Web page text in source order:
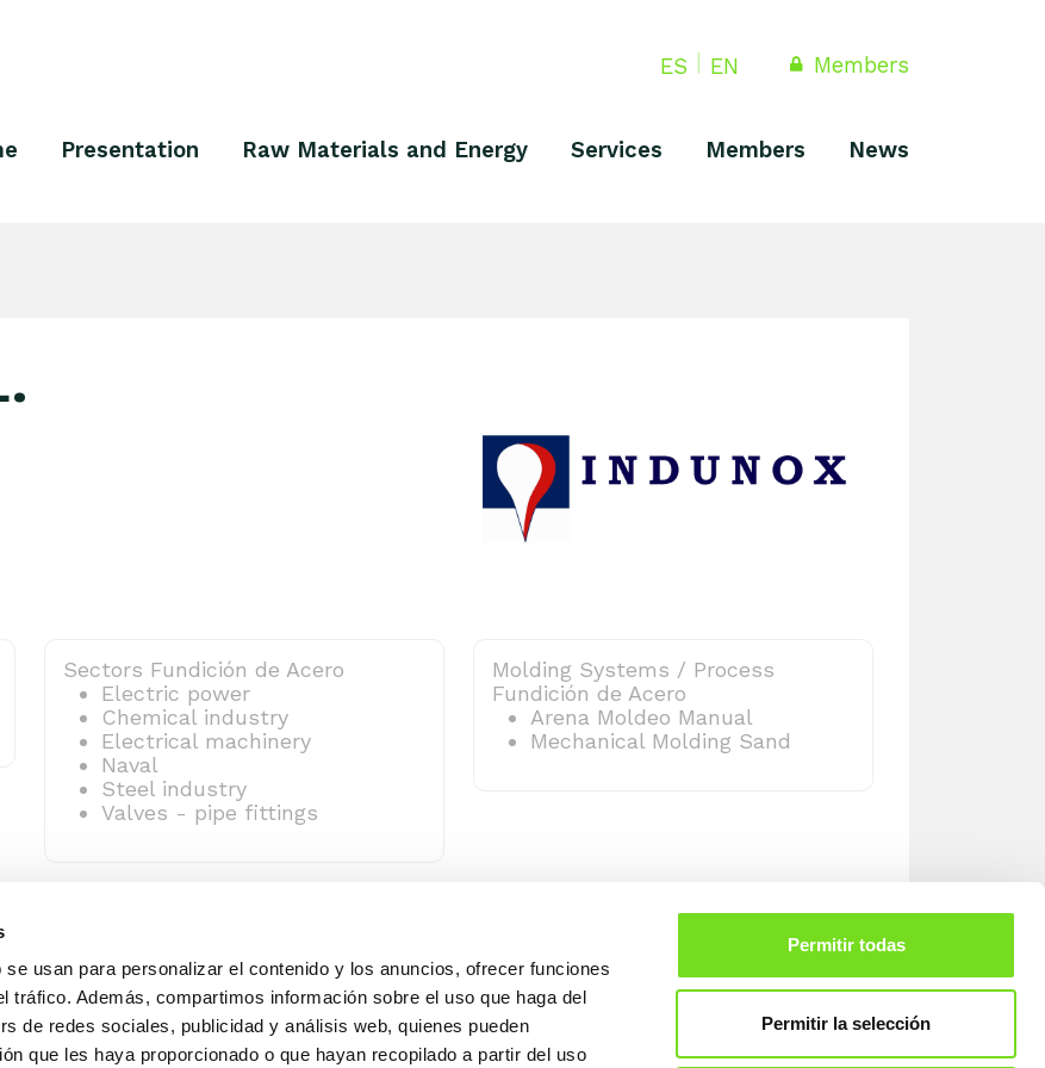
usan para personalizar el contenido y los anuncios, ofrecer funciones
tráfico. Además, compartimos información sobre el uso que haga del
de redes sociales, publicidad y análisis web, quienes pueden
que les haya proporcionado o que hayan recopilado a partir del uso
Permitir todas
Permitir la selección
ES EN Members
Presentation Raw Materials and Energy Services Members News
Sectors Fundición de Acero
Electric power
Chemical industry
Electrical machinery
Naval
Steel industry
Valves - pipe fittings
Molding Systems / Process
Fundición de Acero
Arena Moldeo Manual
Mechanical Molding Sand